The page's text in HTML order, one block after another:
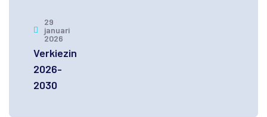
Verkiezingsprogramma
2026-
2030
29
januari
2026